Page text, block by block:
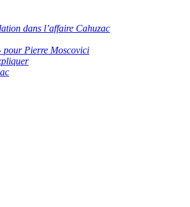
dans l’affaire Cahuzac
pour Pierre Moscovici